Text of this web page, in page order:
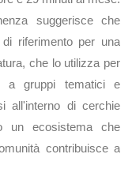
suggerisce che
riferimento per una
che lo utilizza per
a gruppi tematici e
all'interno di cerchie
un ecosistema che
contribuisce a